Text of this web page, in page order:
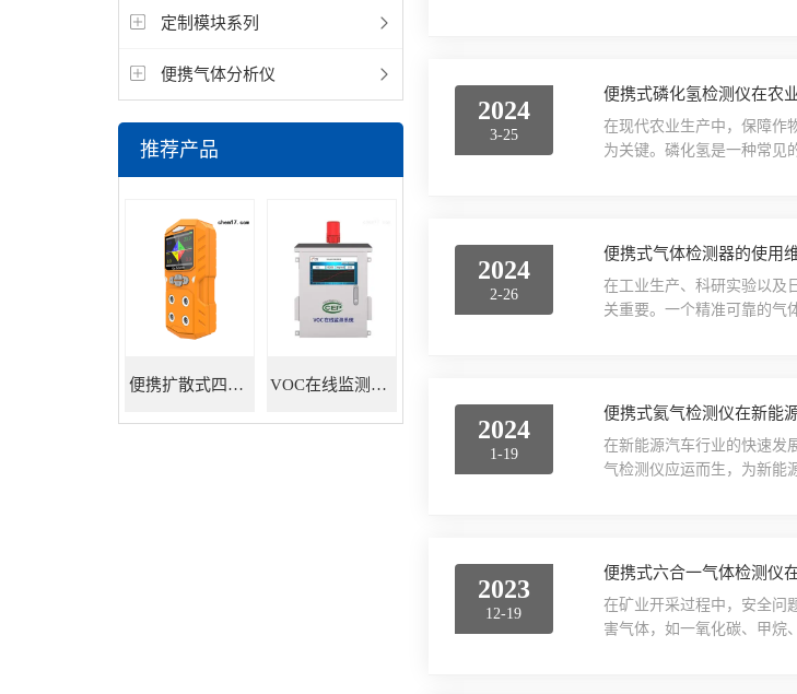
定制模块系列
便携气体分析仪
推荐产品
便携扩散式四合一气体检测仪 VOC在线监测系统
害、检测器...
2024
3-25
便携式磷化氢检测仪在农
在现代农业生产中，保障作
为关键。磷化氢是一种常见
够准确测量出...
2024
2-26
便携式气体检测器的使用
在工业生产、科研实验以及
关重要。一个精准可靠的气
准：即使是...
2024
1-19
便携式氦气检测仪在新能
在新能源汽车行业的快速发
气检测仪应运而生，为新能
汽车中，电...
2023
12-19
便携式六合一气体检测仪
在矿业开采过程中，安全问
害气体，如一氧化碳、甲烷